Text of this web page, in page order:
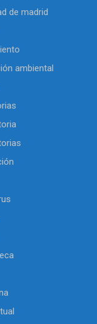
de madrid
ambiental